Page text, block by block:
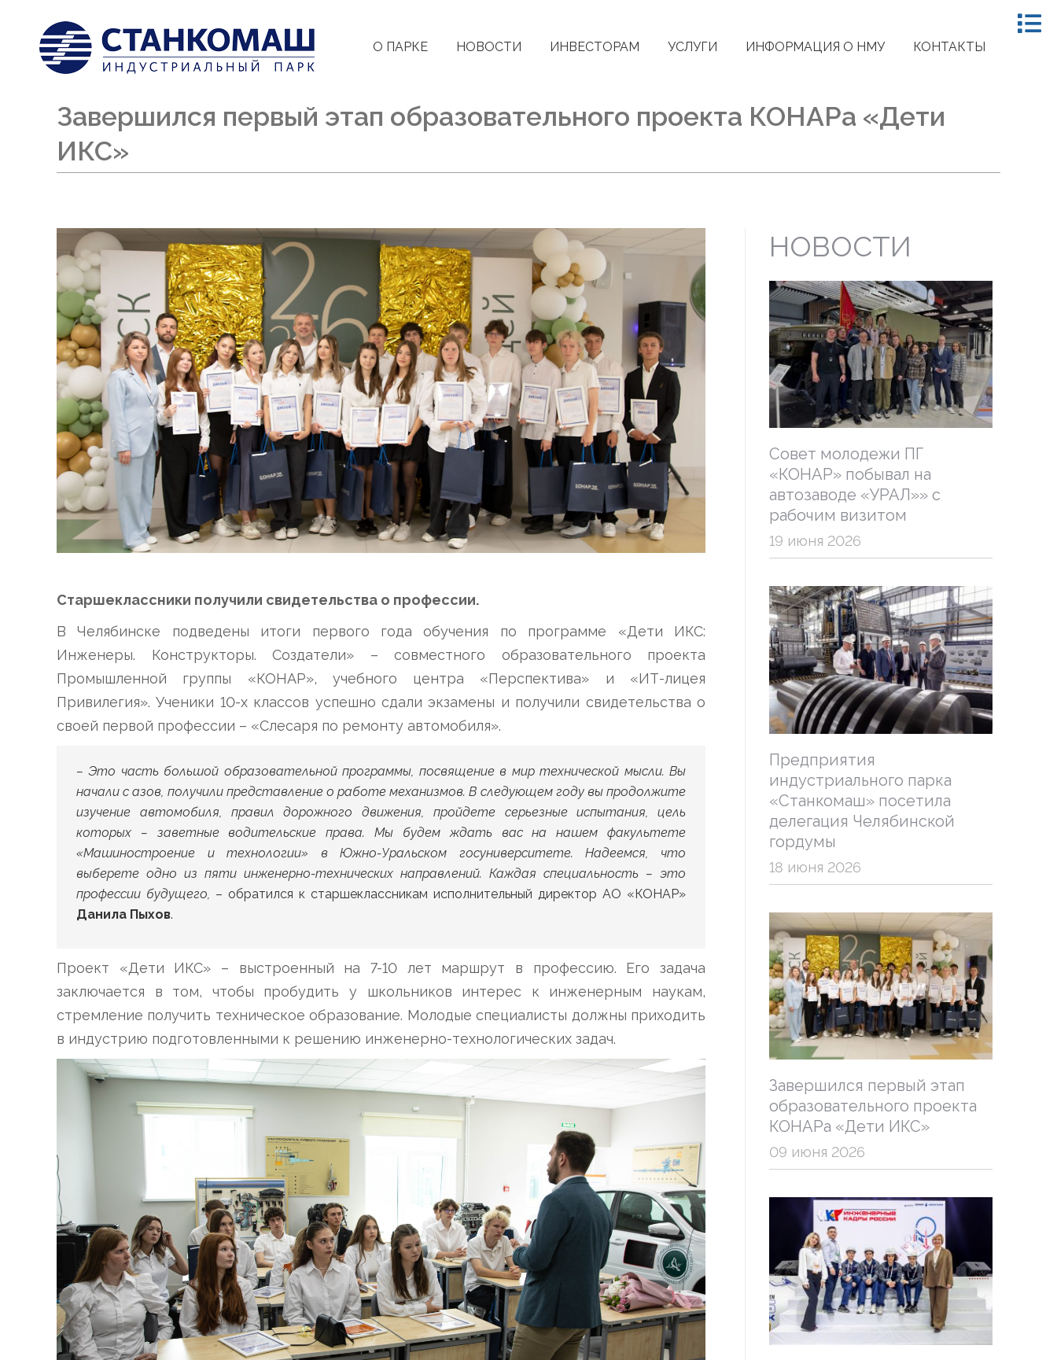
О ПАРКЕ НОВОСТИ ИНВЕСТОРАМ УСЛУГИ ИНФОРМАЦИЯ О НМУ КОНТАКТЫ
Завершился первый этап образовательного проекта КОНАРа «Дети
ИКС»
Старшеклассники получили свидетельства о профессии.
В Челябинске подведены итоги первого года обучения по программе «Дети ИКС:
Инженеры. Конструкторы. Создатели» – совместного образовательного проекта
Промышленной группы «КОНАР», учебного центра «Перспектива» и «ИТ-лицея
Привилегия». Ученики 10-х классов успешно сдали экзамены и получили свидетельства о
своей первой профессии – «Слесаря по ремонту автомобиля».
– Это часть большой образовательной программы, посвящение в мир технической мысли. Вы
начали с азов, получили представление о работе механизмов. В следующем году вы продолжите
изучение автомобиля, правил дорожного движения, пройдете серьезные испытания, цель
которых – заветные водительские права. Мы будем ждать вас на нашем факультете
«Машиностроение и технологии» в Южно-Уральском госуниверситете. Надеемся, что
выберете одно из пяти инженерно-технических направлений. Каждая специальность – это
профессии будущего,
– обратился к старшеклассникам исполнительный директор АО «КОНАР»
Данила Пыхов.
Проект «Дети ИКС» – выстроенный на 7-10 лет маршрут в профессию. Его задача
заключается в том, чтобы пробудить у школьников интерес к инженерным наукам,
стремление получить техническое образование. Молодые специалисты должны приходить
в индустрию подготовленными к решению инженерно-технологических задач.
НОВОСТИ
Совет молодежи ПГ
«КОНАР» побывал на
автозаводе «УРАЛ»» с
рабочим визитом
19 июня 2026
Предприятия
индустриального парка
«Станкомаш» посетила
делегация Челябинской
гордумы
18 июня 2026
Завершился первый этап
образовательного проекта
КОНАРа «Дети ИКС»
09 июня 2026